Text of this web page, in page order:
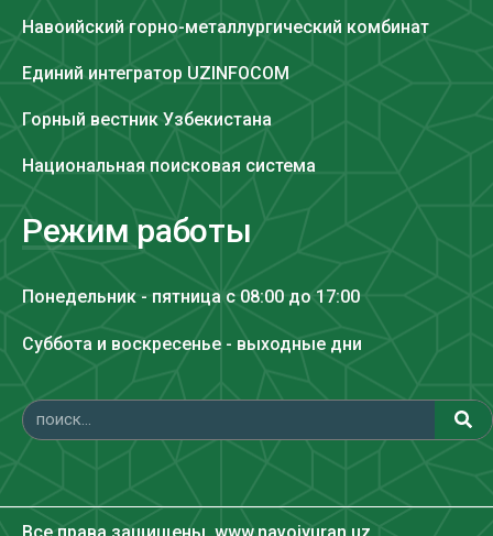
Навоийский горно-металлургический комбинат
Единий интегратор UZINFOCOM
Горный вестник Узбекистана
Национальная поисковая система
Режим работы
Понедельник - пятница с 08:00 до 17:00
Суббота и воскресенье - выходные дни